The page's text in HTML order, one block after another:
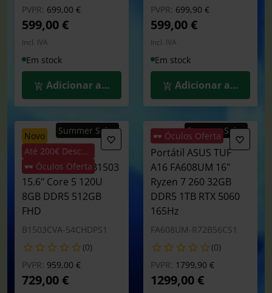
PVPR: Preço reduzido de
699,00 €para
599,00 €
Incl. IVA
Em stock
Adicionar ao Carrinho
PVPR: Preço reduzido de
699,90 €para
599,00 €
Incl. IVA
Em stock
Adicionar ao
novo
Até 200€ Desconto
🕶️ Óculos Oferta
Summer Sales
Portátil ASUS
Expertbook B1 B1503
15.6" Core 5 120U
8GB DDR5 512GB
FHD
B1503CVA-54CHDPS1
(0)
PVPR: Preço reduzido de
959,00 €para
729,00 €
🕶️ Óculos Oferta
Summer Sales
Portátil ASUS TUF
A16 FA608UM 16"
Ryzen 7 260 32GB
DDR5 1TB RTX 5060
165Hz
FA608UM-R72B56CS1
(0)
PVPR: Preço reduzido de
1799,90 €para
1299,00 €